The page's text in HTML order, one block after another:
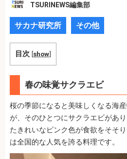
TSURINEWS編集部
サカナ研究所 その他
目次 [show]
春の味覚サクラエビ
桜の季節になると美味しくなる海
が、そのひとつにサクラエビがあ
たきれいなピンク色が食欲をそそ
は全国的な人気を誇る料理です。